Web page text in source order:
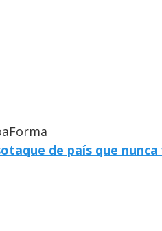
de país que